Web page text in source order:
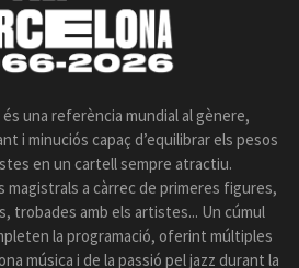
una referència mundial al gènere,
i minuciós capaç d’equilibrar els pesos
en un cartell sempre atractiu.
a càrrec de primeres figures,
trobades amb els artistes... Un cúmul
la programació, oferint múltiples
música i de la passió pel jazz durant la